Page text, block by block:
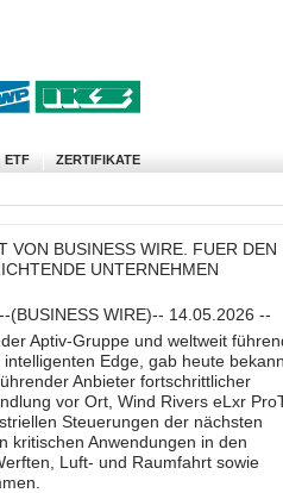
ETF ZERTIFIKATE
VON BUSINESS WIRE. FUER DEN
UNTERNEHMEN
(BUSINESS WIRE)-- 14.05.2026 --
Aptiv-Gruppe und weltweit
Edge, gab heute
Anbieter fortschrittlicher
vor Ort, Wind Rivers eLxr
Steuerungen der nächsten
kritischen Anwendungen in den
Luft- und Raumfahrt sowie